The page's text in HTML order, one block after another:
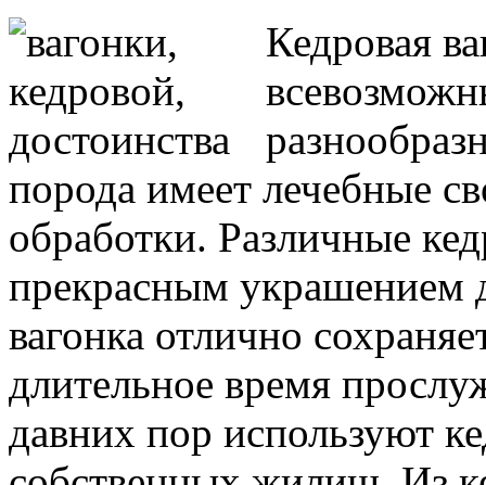
Кедровая
порода имеет лечебные
обработки. Различные
прекрасным украшением
вагонка отлично
длительное время
давних пор используют